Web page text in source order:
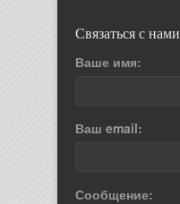
Связаться с нами
Ваше имя:
Ваш email:
Сообщение: